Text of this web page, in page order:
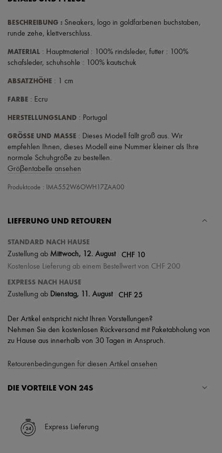
BESCHREIBUNG : Sneakers, logo in goldfarbenen buchstaben,
runde zehe, klettverschluss.
MATERIAL : Hauptmaterial : 100% rindsleder, futter : 100%
schafsleder, schuhsohle : 100% kautschuk
ABSATZHÖHE : 1 cm
FARBE : Ecru
HERSTELLUNGSLAND : Portugal
GRÖSSE UND MASSE : Dieses Modell fällt groß aus. Wir
empfehlen Ihnen, dieses Modell eine Nummer kleiner als Ihre
normale Schuhgröße zu bestellen.
Gröβentabelle ansehen
Produktcode : IMA552W6OWH17ZAA00
LIEFERUNG UND RETOUREN
STANDARD NACH HAUSE
Zustellung ab Mittwoch, 12. August CHF 10
Kostenlose Lieferung ab einem Bestellwert von CHF 200
EXPRESS NACH HAUSE
Zustellung ab Dienstag, 11. August CHF 25
Der Artikel entspricht nicht Ihren Vorstellungen?
Nehmen Sie den kostenlosen Rückversand mit Paketabholung von
zu Hause aus innerhalb von 30 Tagen in Anspruch.
Retourenbedingungen für diesen Artikel ansehen
DIE VORTEILE VON 24S
✓ Expresslieferung in über 100 Ländern
✓ Kostenlose Retouren
Express Lieferung